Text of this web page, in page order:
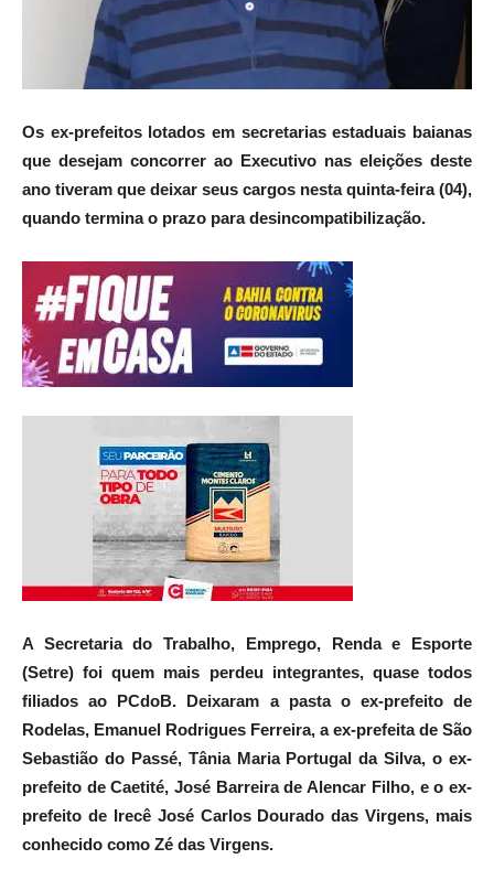
Os ex-prefeitos lotados em secretarias estaduais baianas
que desejam concorrer ao Executivo nas eleições deste
ano tiveram que deixar seus cargos nesta quinta-feira (04),
quando termina o prazo para desincompatibilização.
A Secretaria do Trabalho, Emprego, Renda e Esporte
(Setre) foi quem mais perdeu integrantes, quase todos
filiados ao PCdoB. Deixaram a pasta o ex-prefeito de
Rodelas, Emanuel Rodrigues Ferreira, a ex-prefeita de São
Sebastião do Passé, Tânia Maria Portugal da Silva, o ex-
prefeito de Caetité, José Barreira de Alencar Filho, e o ex-
prefeito de Irecê José Carlos Dourado das Virgens, mais
conhecido como Zé das Virgens.